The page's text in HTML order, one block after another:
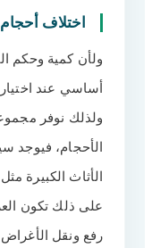
اختلاف
ولأن كمية وحكم
أساسي عند
ولذلك نوفر
الأحجام،
الأثاث الكبيرة
على ذلك تكون
رفع ونقل